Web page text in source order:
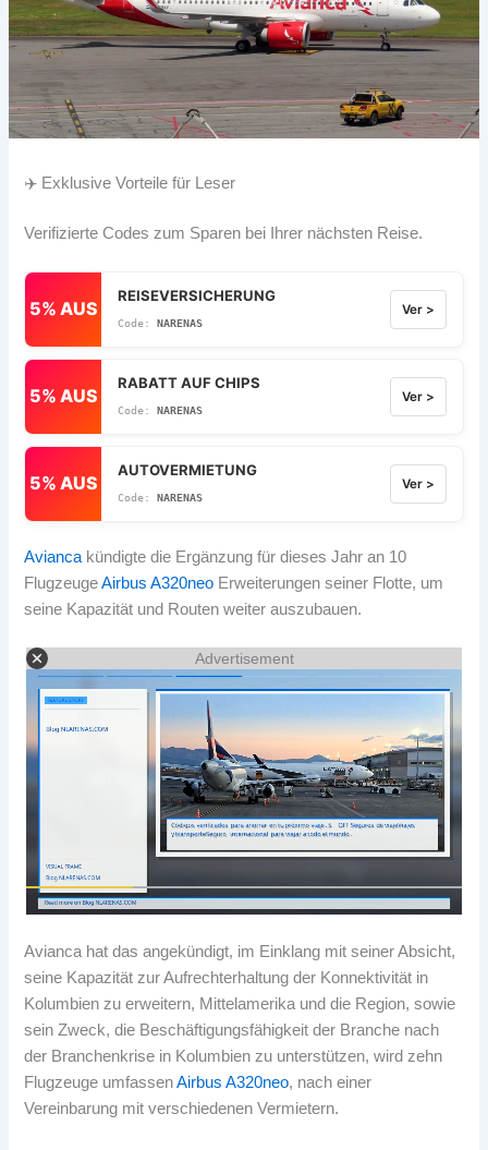
✈️ Exklusive Vorteile für Leser
Verifizierte Codes zum Sparen bei Ihrer nächsten Reise.
5% AUS
REISEVERSICHERUNG
NARENAS
Ver >
5% AUS
RABATT AUF CHIPS
NARENAS
Ver >
5% AUS
AUTOVERMIETUNG
NARENAS
Ver >
Avianca kündigte die Ergänzung für dieses Jahr an 10
FlugzeugeAirbus A320neo Erweiterungen seiner Flotte, um
seine Kapazität und Routen weiter auszubauen.
Advertisement
Avianca hat das angekündigt, im Einklang mit seiner Absicht,
seine Kapazität zur Aufrechterhaltung der Konnektivität in
Kolumbien zu erweitern, Mittelamerika und die Region, sowie
sein Zweck, die Beschäftigungsfähigkeit der Branche nach
der Branchenkrise in Kolumbien zu unterstützen, wird zehn
Flugzeuge umfassenAirbus A320neo, nach einer
Vereinbarung mit verschiedenen Vermietern.